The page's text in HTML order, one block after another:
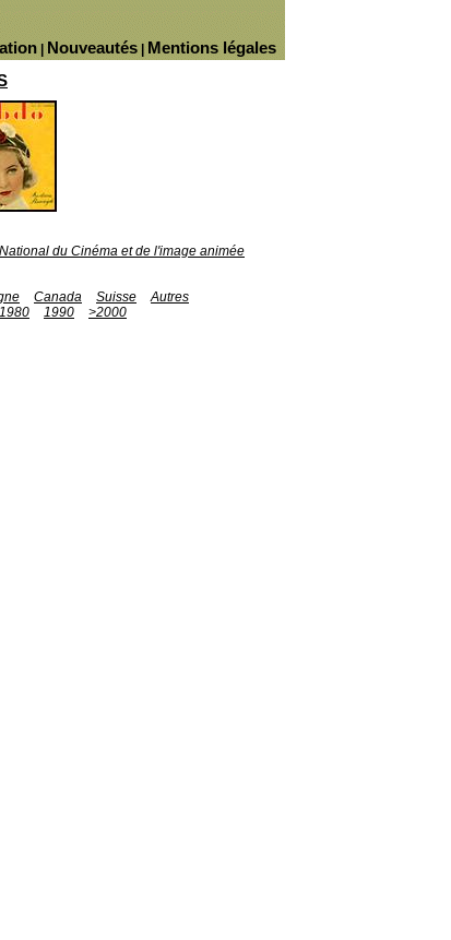
Mentions légales
Nouveautés
du Cinéma et de l'image animée
Canada Suisse
Autres
1980 1990
>2000